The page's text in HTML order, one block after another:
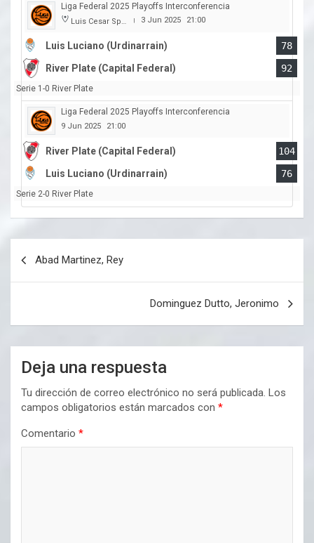
Liga Federal 2025 Playoffs Interconferencia
Luis Cesar Spiazzi | 3 Jun 2025 21:00
Luis Luciano (Urdinarrain)
78
River Plate (Capital Federal)
92
Serie 1-0 River Plate
Liga Federal 2025 Playoffs Interconferencia
9 Jun 2025 21:00
River Plate (Capital Federal)
104
Luis Luciano (Urdinarrain)
76
Serie 2-0 River Plate
Abad Martinez, Rey
Dominguez Dutto, Jeronimo
Deja una respuesta
Tu dirección de correo electrónico no será publicada. Los
campos obligatorios están marcados con *
Comentario *